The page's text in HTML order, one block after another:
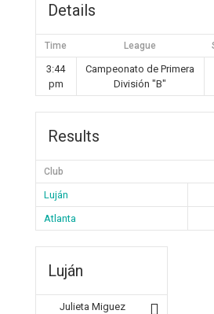
Details
Time League
3:44
pm
Campeonato de Primera
División "B"
Results
Club
Luján
Atlanta
Luján
Julieta Miguez